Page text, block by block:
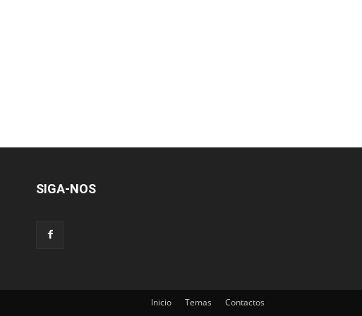
SIGA-NOS
Inicio Temas Contactos